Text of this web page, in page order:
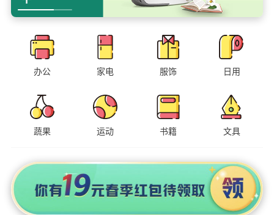
办公 家电 服饰 日用
蔬果 运动 书籍 文具